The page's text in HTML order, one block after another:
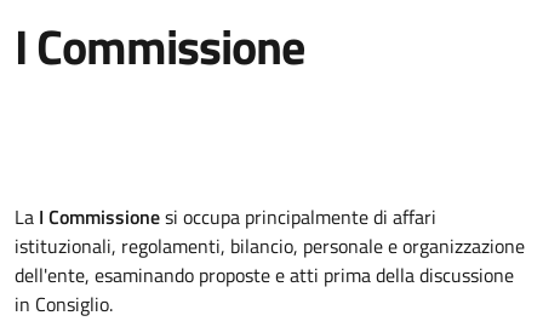
I Commissione
La I Commissionesi occupa principalmente di affari
istituzionali, regolamenti, bilancio, personale e organizzazione
dell'ente, esaminando proposte e atti prima della discussione
in Consiglio.